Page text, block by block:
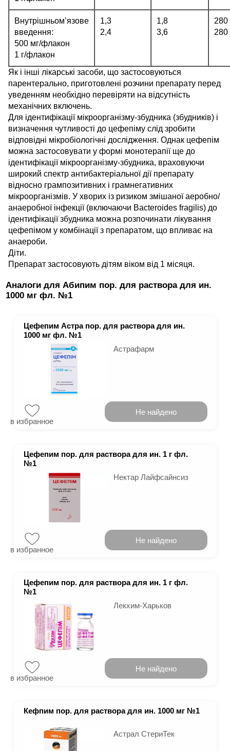
Внутрішньом’язове
введення:
500 мг/флакон
1 г/флакон
1,3
2,4
1,8
3,6
280
280
Як і інші лікарські засоби, що застосовуються
парентерально, приготовлені розчини препарату перед
уведенням необхідно перевіряти на відсутність
механічних включень.
Для ідентифікації мікроорганізму-збудника (збудників) і
визначення чутливості до цефепіму слід зробити
відповідні мікробіологічні дослідження. Однак цефепім
можна застосовувати у формі монотерапії ще до
ідентифікації мікроорганізму-збудника, враховуючи
широкий спектр антибактеріальної дії препарату
відносно грампозитивних і грамнегативних
мікроорганізмів. У хворих із ризиком змішаної аеробно/
анаеробної інфекції (включаючи Bacteroides fragilis) до
ідентифікації збудника можна розпочинати лікування
цефепімом у комбінації з препаратом, що впливає на
анаероби.
Діти.
Препарат застосовують дітям віком від 1 місяця.
Аналоги для Абипим пор. для раствора для ин.
1000 мг фл. №1
Цефепим Астра пор. для раствора для ин.
1000 мг фл. №1
Астрафарм
в избранное
Не найдено
Цефепим пор. для раствора для ин. 1 г фл.
№1
Нектар Лайфсайнсиз
в избранное
Не найдено
Цефепим пор. для раствора для ин. 1 г фл.
№1
Лекхим-Харьков
в избранное
Не найдено
Кефпим пор. для раствора для ин. 1000 мг №1
Астрал СтериТек